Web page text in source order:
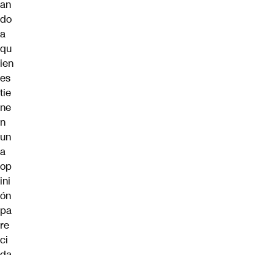
an
do
a
qu
ien
es
tie
ne
n
un
a
op
ini
ón
pa
re
ci